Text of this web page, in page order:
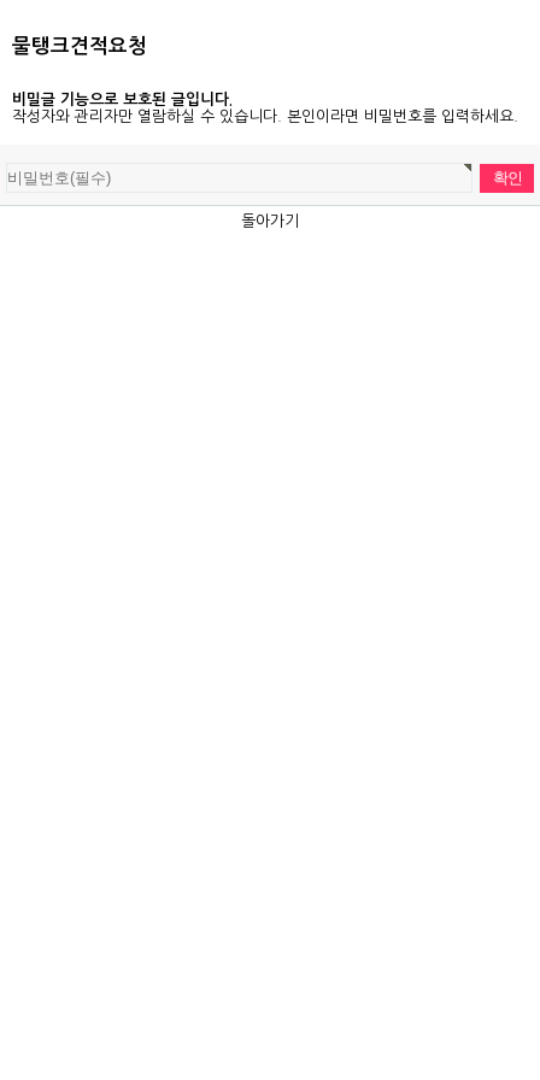
물탱크견적요청
비밀글 기능으로 보호된 글입니다.
작성자와 관리자만 열람하실 수 있습니다. 본인이라면 비밀번호를 입력하세요.
돌아가기